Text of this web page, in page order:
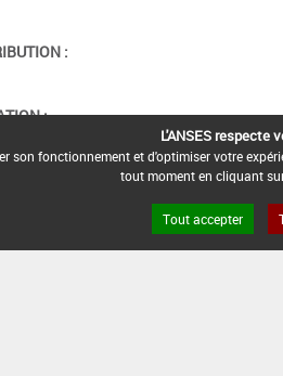
:
:
L'ANSES respecte
fonctionnement et d'optimiser votre
tout moment en cliquant
Tout accepter